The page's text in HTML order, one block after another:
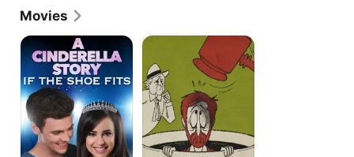
Movies
A
Cinderella
Story:
If
the
Shoe
Fits
A
Affair